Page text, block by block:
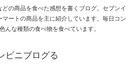
の商品を食べた感想を書くブログ。セブンイ
ートの商品を主に紹介しています。毎日コン
んな種類の食べ物を食べています。
ビニブログる